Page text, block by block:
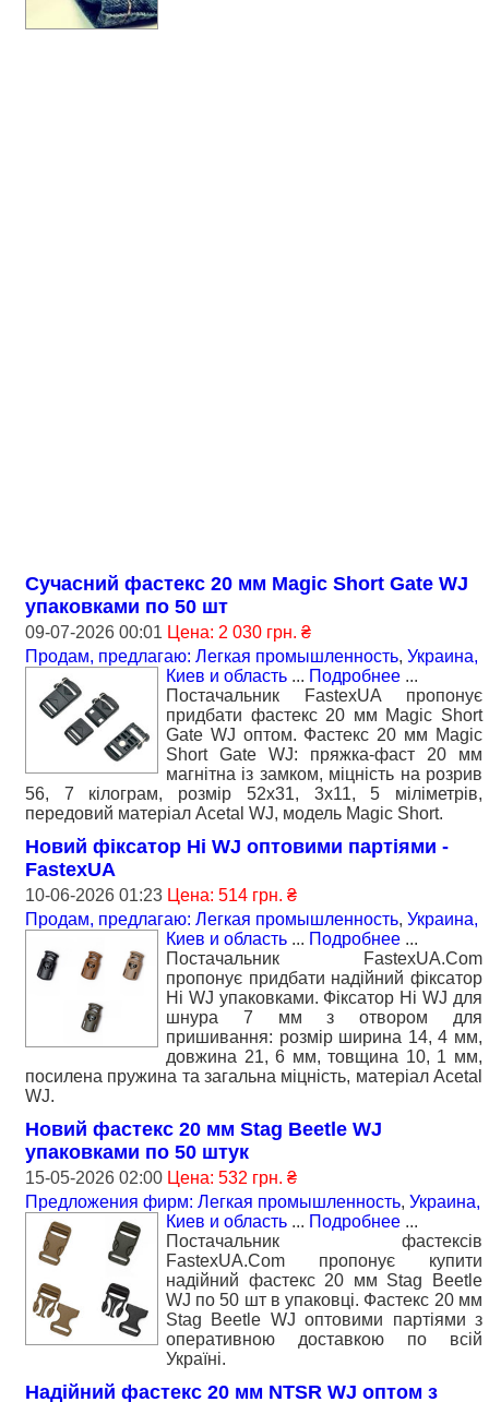
Сучасний фастекс 20 мм Magic Short Gate WJ
упаковками по 50 шт
09-07-2026 00:01 Цена: 2 030 грн. ₴
Продам, предлагаю: Легкая промышленность, Украина,
Киев и область ... Подробнее ...
Постачальник FastexUA пропонує
придбати фастекс 20 мм Magic Short
Gate WJ оптом. Фастекс 20 мм Magic
Short Gate WJ: пряжка-фаст 20 мм
магнітна із замком, міцність на розрив
56, 7 кілограм, розмір 52x31, 3x11, 5 міліметрів,
передовий матеріал Acetal WJ, модель Magic Short.
Новий фіксатор Hi WJ оптовими партіями -
FastexUA
10-06-2026 01:23 Цена: 514 грн. ₴
Продам, предлагаю: Легкая промышленность, Украина,
Киев и область ... Подробнее ...
Постачальник FastexUA.Com
пропонує придбати надійний фіксатор
Hi WJ упаковками. Фіксатор Hi WJ для
шнура 7 мм з отвором для
пришивання: розмір ширина 14, 4 мм,
довжина 21, 6 мм, товщина 10, 1 мм,
посилена пружина та загальна міцність, матеріал Acetal
WJ.
Новий фастекс 20 мм Stag Beetle WJ
упаковками по 50 штук
15-05-2026 02:00 Цена: 532 грн. ₴
Предложения фирм: Легкая промышленность, Украина,
Киев и область ... Подробнее ...
Постачальник фастексів
FastexUA.Com пропонує купити
надійний фастекс 20 мм Stag Beetle
WJ по 50 шт в упаковці. Фастекс 20 мм
Stag Beetle WJ оптовими партіями з
оперативною доставкою по всій
Україні.
Надійний фастекс 20 мм NTSR WJ оптом з